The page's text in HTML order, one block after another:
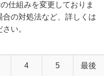
仕組みを変更しておりま
の対処法など、詳しくは
い。
4 5 最後